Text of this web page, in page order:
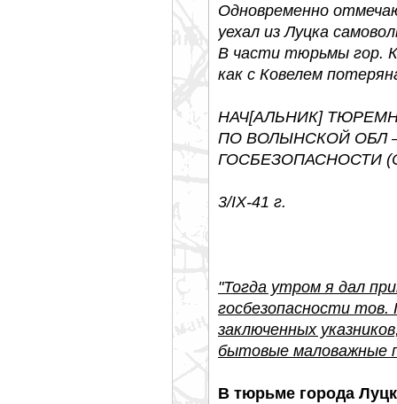
Одновременно
уехал из Луцка
В части тюрьмы гор.
как с Ковелем
НАЧ[АЛЬНИК]
ПО ВОЛЫНСКОЙ ОБЛ
ГОСБЕЗОПАСНОСТИ
3/ІХ-41 г.
"Тогда утром я дал
госбезопасности
заключенных
бытовые маловажные
В тюрьме города